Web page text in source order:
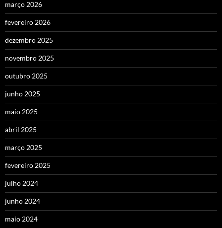
março 2026
fevereiro 2026
dezembro 2025
novembro 2025
outubro 2025
junho 2025
maio 2025
abril 2025
março 2025
fevereiro 2025
julho 2024
junho 2024
maio 2024